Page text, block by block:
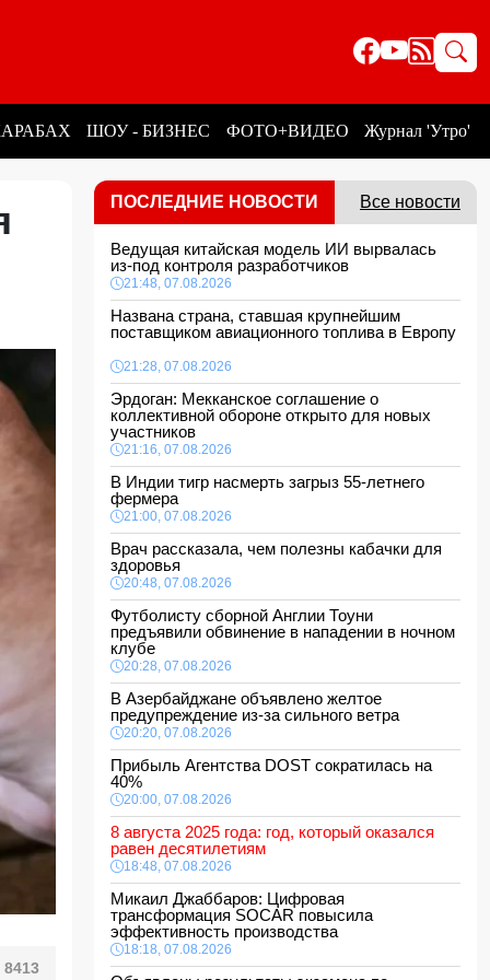
ШОУ - БИЗНЕС ФОТО+ВИДЕО Журнал 'Утро'
8413
ПОСЛЕДНИЕ НОВОСТИ Все новости
Ведущая китайская модель ИИ вырвалась
из-под контроля разработчиков
21:48, 07.08.2026
Названа страна, ставшая крупнейшим
поставщиком авиационного топлива в Европу
21:28, 07.08.2026
Эрдоган: Мекканское соглашение о
коллективной обороне открыто для новых
участников
21:16, 07.08.2026
В Индии тигр насмерть загрыз 55-летнего
фермера
21:00, 07.08.2026
Врач рассказала, чем полезны кабачки для
здоровья
20:48, 07.08.2026
Футболисту сборной Англии Тоуни
предъявили обвинение в нападении в ночном
клубе
20:28, 07.08.2026
В Азербайджане объявлено желтое
предупреждение из-за сильного ветра
20:20, 07.08.2026
Прибыль Агентства DOST сократилась на
40%
20:00, 07.08.2026
8 августа 2025 года: год, который оказался
равен десятилетиям
18:48, 07.08.2026
Микаил Джаббаров: Цифровая
трансформация SOCAR повысила
эффективность производства
18:18, 07.08.2026